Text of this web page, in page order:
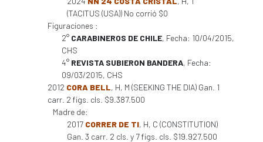
(TACITUS (USA)) No corrió $0
Figuraciones :
2° CARABINEROS DE CHILE, Fecha: 10/04/2015,
CHS
4° REVISTA SUBIERON BANDERA, Fecha:
09/03/2015, CHS
2012 CORA BELL, H, M (SEEKING THE DIA) Gan. 1
carr. 2 figs. cls. $9.387.500
Madre de:
2017 CORRER DE TI, H, C (CONSTITUTION)
Gan. 3 carr. 2 cls. y 7 figs. cls. $19.927.500